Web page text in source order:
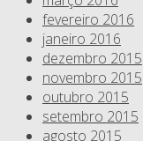
fevereiro 2016
janeiro 2016
dezembro 2015
novembro 2015
outubro 2015
setembro 2015
agosto 2015